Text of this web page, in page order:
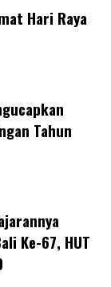
Hari Raya
Tahun
Ke-67, HUT